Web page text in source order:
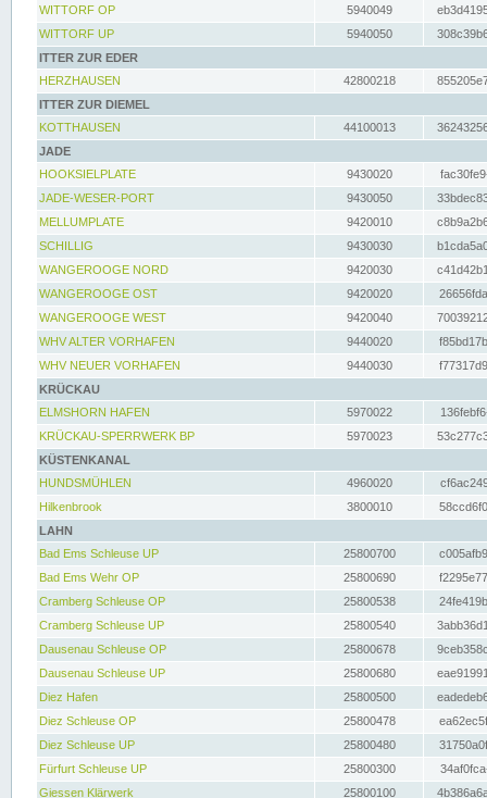
WITTORF OP
5940049
WITTORF UP
5940050
ITTER ZUR EDER
HERZHAUSEN
42800218
ITTER ZUR DIEMEL
KOTTHAUSEN
44100013
JADE
HOOKSIELPLATE
9430020
JADE-WESER-PORT
9430050
MELLUMPLATE
9420010
SCHILLIG
9430030
WANGEROOGE NORD
9420030
WANGEROOGE OST
9420020
WANGEROOGE WEST
9420040
WHV ALTER VORHAFEN
9440020
WHV NEUER VORHAFEN
9440030
KRÜCKAU
ELMSHORN HAFEN
5970022
KRÜCKAU-SPERRWERK BP
5970023
KÜSTENKANAL
HUNDSMÜHLEN
4960020
Hilkenbrook
3800010
LAHN
Bad Ems Schleuse UP
25800700
Bad Ems Wehr OP
25800690
Cramberg Schleuse OP
25800538
Cramberg Schleuse UP
25800540
Dausenau Schleuse OP
25800678
Dausenau Schleuse UP
25800680
Diez Hafen
25800500
Diez Schleuse OP
25800478
Diez Schleuse UP
25800480
Fürfurt Schleuse UP
25800300
Giessen Klärwerk
25800100